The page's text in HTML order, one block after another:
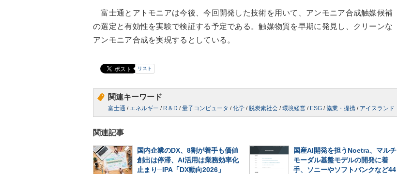
富士通とアトモニアは今後、今回開発した技術を用いて、アンモニア合成触媒候補
の選定と有効性を実験で検証する予定である。触媒物質を早期に発見し、クリーンな
アンモニア合成を実現するとしている。
リスト
関連キーワード
富士通 / エネルギー / R＆D /量子コンピュータ /化学 / 脱炭素社会 /環境経営 / ESG /協業・提携 / アイスランド
関連記事
国内企業のDX、8割が着手も価値
創出は停滞、AI活用は業務効率化
止まり─IPA「DX動向2026」
国産AI開発を担うNoetra、マルチ
モーダル基盤モデルの開発に着
手、ソニーやソフトバンクなど44